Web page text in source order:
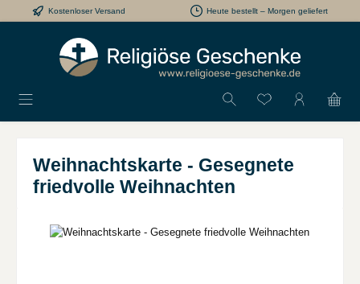
Zum Hauptinhalt springen
Kostenloser Versand Heute bestellt – Morgen geliefert
Du hast 0
Weihnachtskarte - Gesegnete
friedvolle Weihnachten
Bildergalerie überspringen